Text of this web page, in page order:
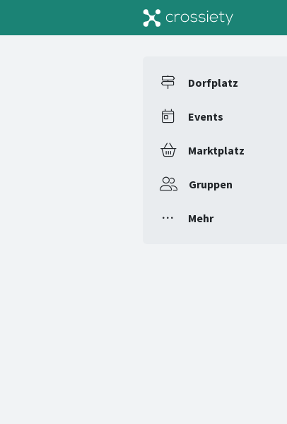
Dorfplatz
Events
Marktplatz
Gruppen
Mehr